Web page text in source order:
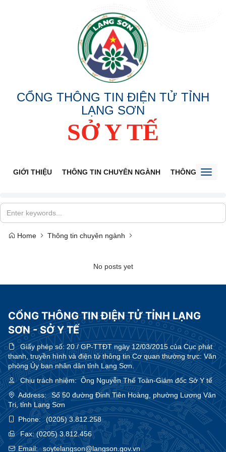
CỔNG THÔNG TIN ĐIỆN TỬ TỈNH
LẠNG SƠN
SỞ Y TẾ
GIỚI THIỆU THÔNG TIN CHUYÊN NGÀNH THÔNG BÁO
Home Thông tin chuyên ngành
No posts yet
CỔNG THÔNG TIN ĐIỆN TỬ TỈNH LẠNG
SƠN - SỞ Y TẾ
Giấy phép số:20 / GP-TTĐT ngày 12/03/2015 của Cục phát
thanh, truyền hình và điện tử thông tin Cơ quan thường trực: Văn
phòng Ủy ban nhân dân tỉnh Lạng Sơn.
Chịu trách nhiệm:Ông Nguyễn Thế Toàn-Giám đốc Sở Y tế
Address:
Số 50 đường Đinh Tiên Hoàng, phường Lương Văn
Tri, tỉnh Lạng Sơn
Phone:
(0205) 3.812.258
Fax:(0205) 3.812.456
Email:
soytelangson@langson.gov.vn